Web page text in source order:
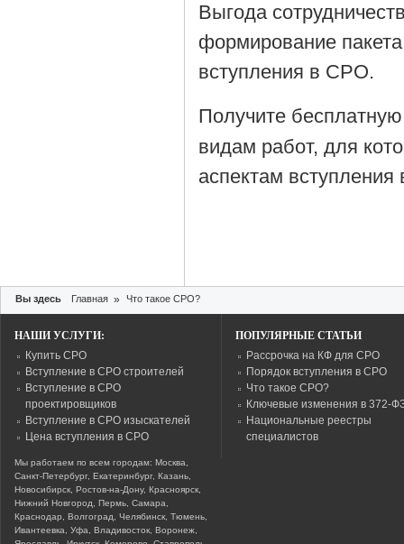
Выгода
формирование
вступления в СРО.
Получите
видам работ, для
аспектам
Вы здесь Главная » Что такое СРО?
НАШИ УСЛУГИ:
Купить СРО
Вступление в СРО строителей
Вступление в СРО
проектировщиков
Вступление в СРО изыскателей
Цена вступления в СРО
Мы работаем по всем городам: Москва,
Санкт-Петербург, Екатеринбург, Казань,
Новосибирск, Ростов-на-Дону, Красноярск,
Нижний Новгород, Пермь, Самара,
Краснодар, Волгоград, Челябинск, Тюмень,
Ивантеевка, Уфа, Владивосток, Воронеж,
ПОПУЛЯРНЫЕ СТАТЬИ
Рассрочка на КФ для СРО
Порядок вступления в СРО
Что такое СРО?
Ключевые изменения в 372-
Национальные реестры
специалистов